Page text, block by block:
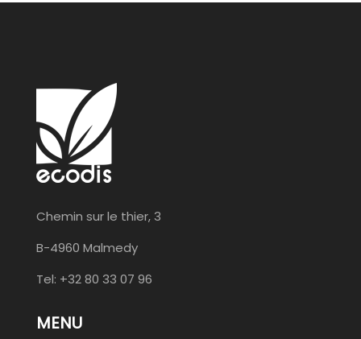
Chemin sur le thier, 3
B-4960 Malmedy
Tel: +32 80 33 07 96
MENU